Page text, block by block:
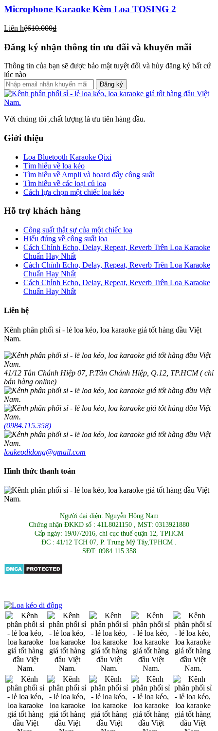
Microphone Karaoke Kèm Loa TOSING 2
Liên hệ610.000₫
Đăng ký nhận thông tin ưu đãi và khuyến mãi
Thông tin của bạn sẽ được bảo mật tuyệt đối và hủy đăng ký bất cứ
lúc nào
Đăng ký
Với chúng tôi ,chất lượng là ưu tiên hàng đầu.
Giới thiệu
Loa Bluetooth Karaoke Qixi
Tìm hiểu về loa kéo
Tìm hiểu về Ampli và board đẩy công suất
Tìm hiểu về các loại củ loa
Cách lựa chọn một chiếc loa kéo
Hỗ trợ khách hàng
Công suất thật sự của một chiếc loa
Hiểu đúng về công suất loa
Cách Chỉnh Echo, Delay, Repeat, Reverb Trên Loa Karaoke
Chuẩn Hay Nhất
Cách Chỉnh Echo, Delay, Repeat, Reverb Trên Loa Karaoke
Chuẩn Hay Nhất
Cách Chỉnh Echo, Delay, Repeat, Reverb Trên Loa Karaoke
Chuẩn Hay Nhất
Liên hệ
Kênh phân phối sỉ - lẻ loa kéo, loa karaoke giá tốt hàng đầu Việt
Nam.
41/12 Tân Chánh Hiệp 07, P.Tân Chánh Hiệp, Q.12, TP.HCM ( chỉ
bán hàng online)
(0984.115.358)
loakeodidong@gmail.com
Hình thức thanh toán
Người đại diện: Nguyễn Hồng Nam
Chứng nhận ĐKKD số : 41L8021150 , MST: 0313921880
Cấp ngày: 19/07/2016, chi cục thuế quận 12, TPHCM
ĐC : 41/12 TCH 07, P. Trung Mỹ Tây,TPHCM .
SĐT: 0984.115.358